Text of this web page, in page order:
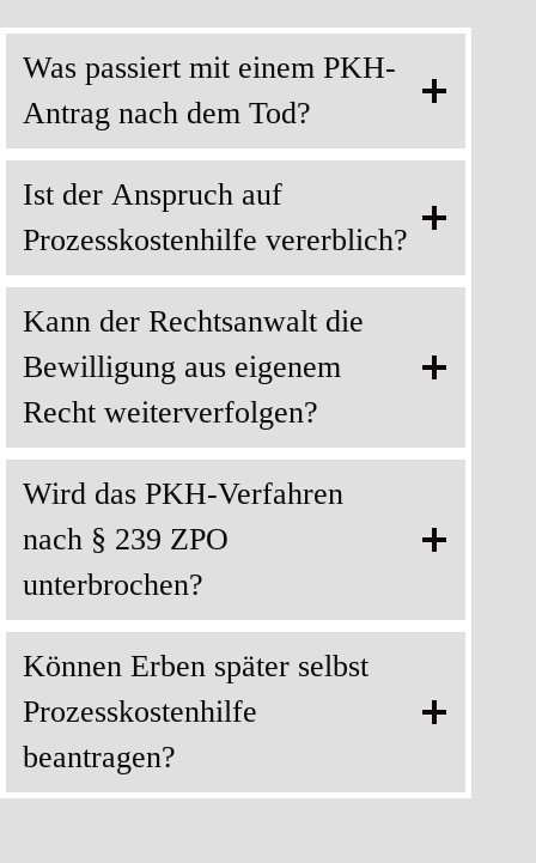
Was passiert mit einem PKH-
Antrag nach dem Tod?
Ist der Anspruch auf
Prozesskostenhilfe vererblich?
Kann der Rechtsanwalt die
Bewilligung aus eigenem
Recht weiterverfolgen?
Wird das PKH-Verfahren
nach § 239 ZPO
unterbrochen?
Können Erben später selbst
Prozesskostenhilfe
beantragen?